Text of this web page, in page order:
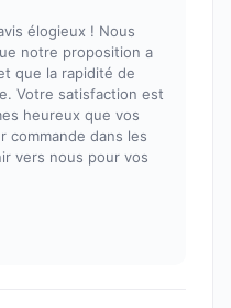
élogieux ! Nous
notre proposition a
que la rapidité de
Votre satisfaction est
heureux que vos
commande dans les
vers nous pour vos